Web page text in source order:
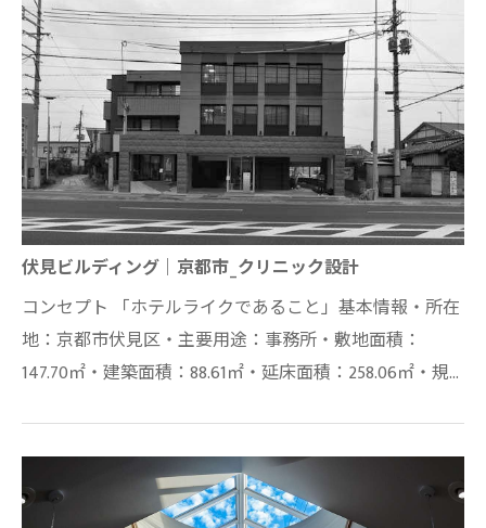
伏見ビルディング｜京都市_クリニック設計
コンセプト 「ホテルライクであること」基本情報・所在
地：京都市伏見区・主要用途：事務所・敷地面積：
147.70㎡・建築面積：88.61㎡・延床面積：258.06㎡・規